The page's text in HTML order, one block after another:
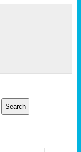
Search